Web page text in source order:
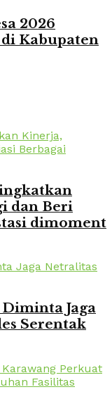
2026
di Kabupaten
dan Beri
dimoment
Jaga
Serentak